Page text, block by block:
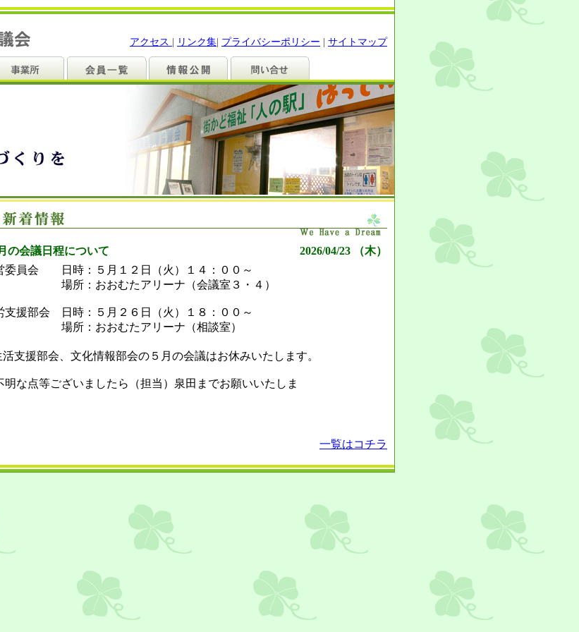
アクセス リンク集 プライバシーポリシー サイトマップ
の会議日程について
2026/04/23 （木）
委員会 日時：５月１２日（火）１４：００～
所：おおむたアリーナ（会議室３・４）
支援部会 日時：５月２６日（火）１８：００～
所：おおむたアリーナ（相談室）
支援部会、文化情報部会の５月の会議はお休みいたします。
明な点等ございましたら（担当）泉田までお願いいたしま
一覧はコチラ